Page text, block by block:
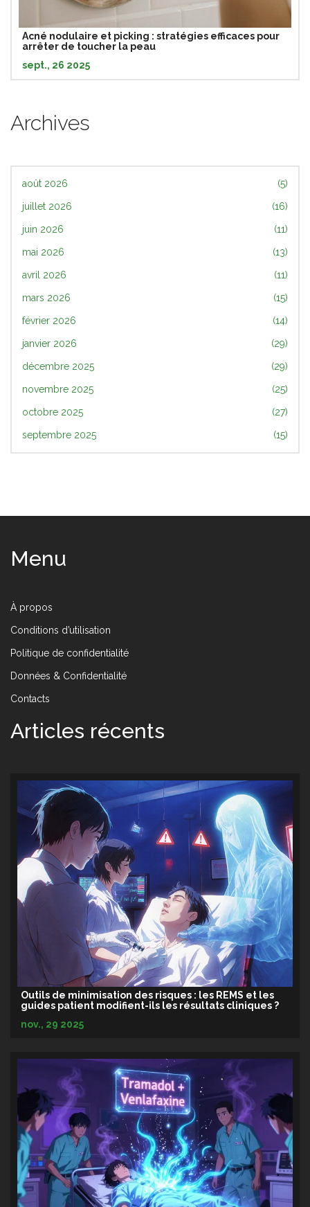
Acné nodulaire et picking : stratégies efficaces pour
arrêter de toucher la peau
sept., 26 2025
Archives
août 2026 (5)
juillet 2026 (16)
juin 2026 (11)
mai 2026 (13)
avril 2026 (11)
mars 2026 (15)
février 2026 (14)
janvier 2026 (29)
décembre 2025 (29)
novembre 2025 (25)
octobre 2025 (27)
septembre 2025 (15)
Menu
À propos
Conditions d’utilisation
Politique de confidentialité
Données & Confidentialité
Contacts
Articles récents
Outils de minimisation des risques : les REMS et les
guides patient modifient-ils les résultats cliniques ?
nov., 29 2025